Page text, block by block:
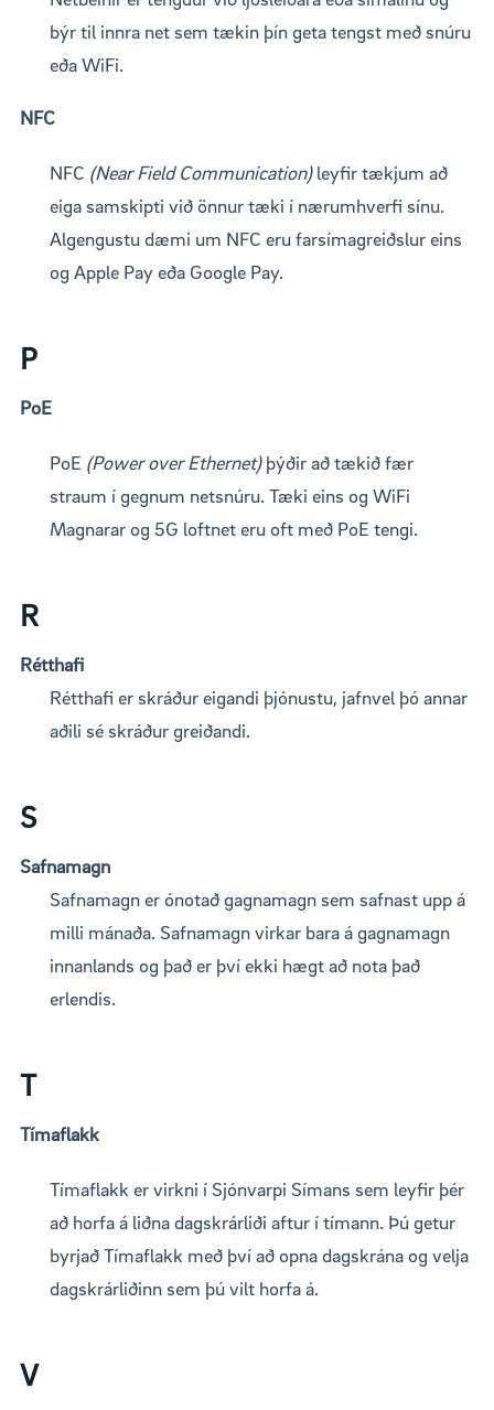
býr til innra net sem tækin þín geta tengst með snúru
eða WiFi.
NFC
NFC (Near Field Communication)leyfir tækjum að
eiga samskipti við önnur tæki í nærumhverfi sínu.
Algengustu dæmi um NFC eru farsímagreiðslur eins
og Apple Pay eða Google Pay.
P
PoE
PoE (Power over Ethernet)þýðir að tækið fær
straum í gegnum netsnúru. Tæki eins og WiFi
Magnarar og 5G loftnet eru oft með PoE tengi.
R
Rétthafi
Rétthafi er skráður eigandi þjónustu, jafnvel þó annar
aðili sé skráður greiðandi.
S
Safnamagn
Safnamagn er ónotað gagnamagn sem safnast upp á
milli mánaða. Safnamagn virkar bara á gagnamagn
innanlands og það er því ekki hægt að nota það
erlendis.
T
Tímaflakk
Tímaflakk er virkni í Sjónvarpi Símans sem leyfir þér
að horfa á liðna dagskrárliði aftur í tímann. Þú getur
byrjað Tímaflakk með því að opna dagskrána og velja
dagskrárliðinn sem þú vilt horfa á.
V